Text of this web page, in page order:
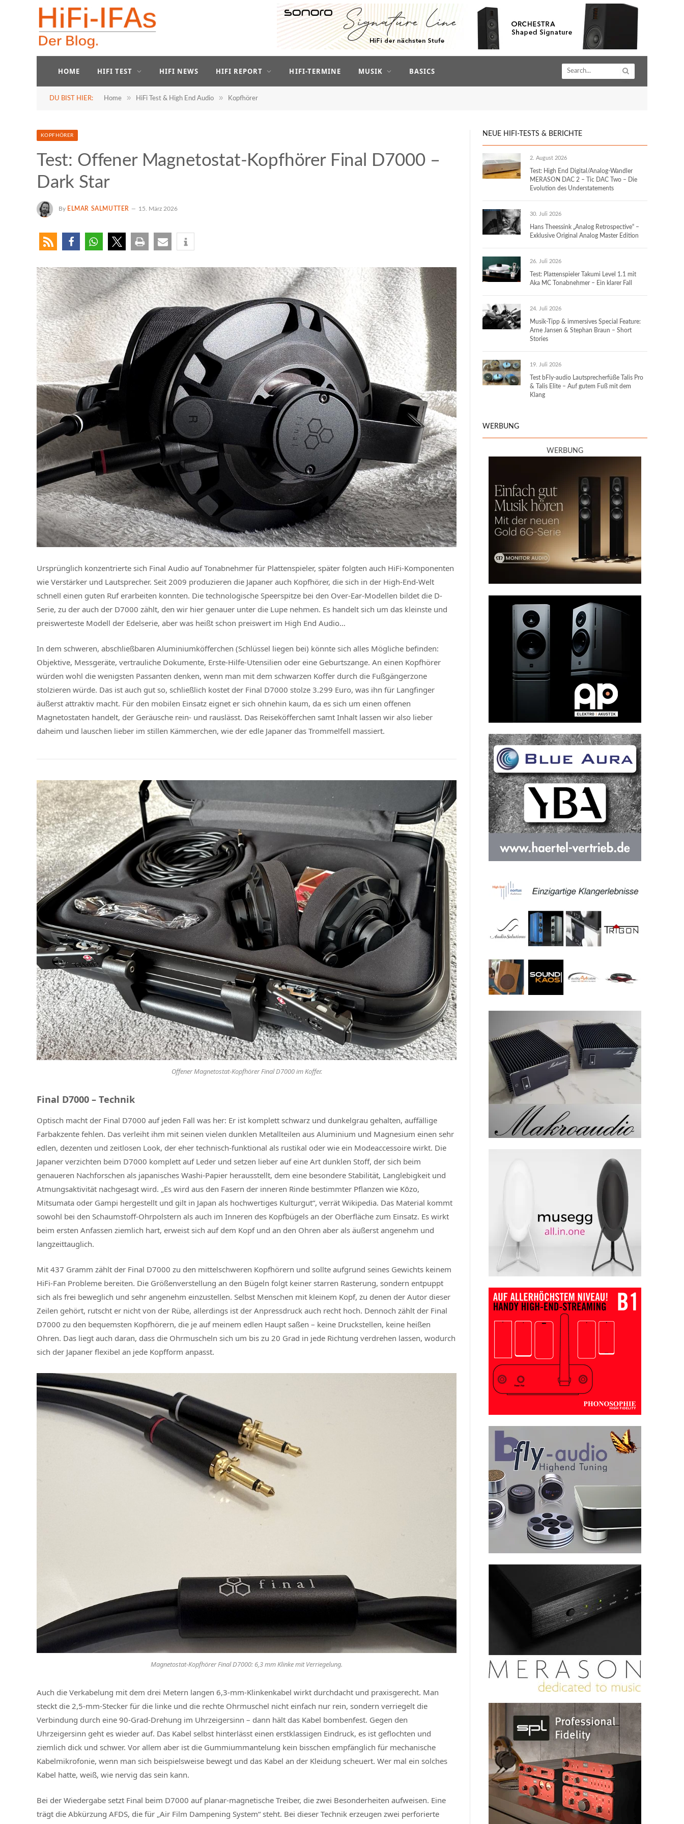
HOME HIFI TEST HIFI NEWS HIFI REPORT HIFI-TERMINE MUSIK BASICS
DU BIST HIER: Home » HiFi Test & High End Audio » Kopfhörer
KOPFHÖRER
Test: Offener Magnetostat-Kopfhörer Final D7000 –
Dark Star
By ELMAR SALMUTTER 15. März 2026
Ursprünglich konzentrierte sich Final Audio auf Tonabnehmer für Plattenspieler, später folgten auch HiFi-Komponenten
wie Verstärker und Lautsprecher. Seit 2009 produzieren die Japaner auch Kopfhörer, die sich in der High-End-Welt
schnell einen guten Ruf erarbeiten konnten. Die technologische Speerspitze bei den Over-Ear-Modellen bildet die D-
Serie, zu der auch der D7000 zählt, den wir hier genauer unter die Lupe nehmen. Es handelt sich um das kleinste und
preiswerteste Modell der Edelserie, aber was heißt schon preiswert im High End Audio…
In dem schweren, abschließbaren Aluminiumköfferchen (Schlüssel liegen bei) könnte sich alles Mögliche befinden:
Objektive, Messgeräte, vertrauliche Dokumente, Erste-Hilfe-Utensilien oder eine Geburtszange. An einen Kopfhörer
würden wohl die wenigsten Passanten denken, wenn man mit dem schwarzen Koffer durch die Fußgängerzone
stolzieren würde. Das ist auch gut so, schließlich kostet der Final D7000 stolze 3.299 Euro, was ihn für Langfinger
äußerst attraktiv macht. Für den mobilen Einsatz eignet er sich ohnehin kaum, da es sich um einen offenen
Magnetostaten handelt, der Geräusche rein- und rauslässt. Das Reiseköfferchen samt Inhalt lassen wir also lieber
daheim und lauschen lieber im stillen Kämmerchen, wie der edle Japaner das Trommelfell massiert.
Offener Magnetostat-Kopfhörer Final D7000 im Koffer.
Final D7000 – Technik
Optisch macht der Final D7000 auf jeden Fall was her: Er ist komplett schwarz und dunkelgrau gehalten, auffällige
Farbakzente fehlen. Das verleiht ihm mit seinen vielen dunklen Metallteilen aus Aluminium und Magnesium einen sehr
edlen, dezenten und zeitlosen Look, der eher technisch-funktional als rustikal oder wie ein Modeaccessoire wirkt. Die
Japaner verzichten beim D7000 komplett auf Leder und setzen lieber auf eine Art dunklen Stoff, der sich beim
genaueren Nachforschen als japanisches Washi-Papier herausstellt, dem eine besondere Stabilität, Langlebigkeit und
Atmungsaktivität nachgesagt wird. „Es wird aus den Fasern der inneren Rinde bestimmter Pflanzen wie Kōzo,
Mitsumata oder Gampi hergestellt und gilt in Japan als hochwertiges Kulturgut“, verrät Wikipedia. Das Material kommt
sowohl bei den Schaumstoff-Ohrpolstern als auch im Inneren des Kopfbügels an der Oberfläche zum Einsatz. Es wirkt
beim ersten Anfassen ziemlich hart, erweist sich auf dem Kopf und an den Ohren aber als äußerst angenehm und
langzeittauglich.
Mit 437 Gramm zählt der Final D7000 zu den mittelschweren Kopfhörern und sollte aufgrund seines Gewichts keinem
HiFi-Fan Probleme bereiten. Die Größenverstellung an den Bügeln folgt keiner starren Rasterung, sondern entpuppt
sich als frei beweglich und sehr angenehm einzustellen. Selbst Menschen mit kleinem Kopf, zu denen der Autor dieser
Zeilen gehört, rutscht er nicht von der Rübe, allerdings ist der Anpressdruck auch recht hoch. Dennoch zählt der Final
D7000 zu den bequemsten Kopfhörern, die je auf meinem edlen Haupt saßen – keine Druckstellen, keine heißen
Ohren. Das liegt auch daran, dass die Ohrmuscheln sich um bis zu 20 Grad in jede Richtung verdrehen lassen, wodurch
sich der Japaner flexibel an jede Kopfform anpasst.
Magnetostat-Kopfhörer Final D7000: 6,3 mm Klinke mit Verriegelung.
Auch die Verkabelung mit dem drei Metern langen 6,3-mm-Klinkenkabel wirkt durchdacht und praxisgerecht. Man
steckt die 2,5-mm-Stecker für die linke und die rechte Ohrmuschel nicht einfach nur rein, sondern verriegelt die
Verbindung durch eine 90-Grad-Drehung im Uhrzeigersinn – dann hält das Kabel bombenfest. Gegen den
Uhrzeigersinn geht es wieder auf. Das Kabel selbst hinterlässt einen erstklassigen Eindruck, es ist geflochten und
ziemlich dick und schwer. Vor allem aber ist die Gummiummantelung kein bisschen empfänglich für mechanische
Kabelmikrofonie, wenn man sich beispielsweise bewegt und das Kabel an der Kleidung scheuert. Wer mal ein solches
Kabel hatte, weiß, wie nervig das sein kann.
Bei der Wiedergabe setzt Final beim D7000 auf planar-magnetische Treiber, die zwei Besonderheiten aufweisen. Eine
trägt die Abkürzung AFDS, die für „Air Film Dampening System“ steht. Bei dieser Technik erzeugen zwei perforierte
NEUE HIFI-TESTS & BERICHTE
2. August 2026
Test: High End Digital/Analog-Wandler
MERASON DAC 2 – Tic DAC Two – Die
Evolution des Understatements
30. Juli 2026
Hans Theessink „Analog Retrospective“ –
Exklusive Original Analog Master Edition
26. Juli 2026
Test: Plattenspieler Takumi Level 1.1 mit
Aka MC Tonabnehmer – Ein klarer Fall
24. Juli 2026
Musik-Tipp & immersives Special Feature:
Arne Jansen & Stephan Braun – Short
Stories
19. Juli 2026
Test bFly-audio Lautsprecherfüße Talis Pro
& Talis Elite – Auf gutem Fuß mit dem
Klang
WERBUNG
WERBUNG